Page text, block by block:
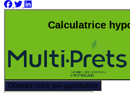
Calculatrice
Obtenez votre pré-approbation